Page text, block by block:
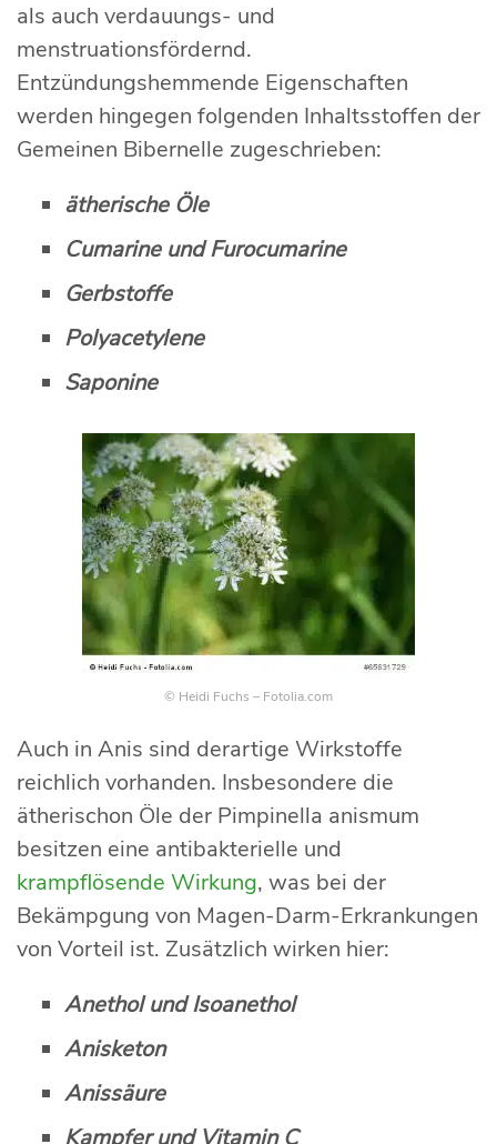
als auch verdauungs- und
menstruationsfördernd.
Entzündungshemmende Eigenschaften
werden hingegen folgenden Inhaltsstoffen der
Gemeinen Bibernelle zugeschrieben:
ätherische Öle
Cumarine und Furocumarine
Gerbstoffe
Polyacetylene
Saponine
© Heidi Fuchs – Fotolia.com
Auch in Anis sind derartige Wirkstoffe
reichlich vorhanden. Insbesondere die
ätherischon Öle der Pimpinella anismum
besitzen eine antibakterielle und
krampflösende Wirkung, was bei der
Bekämpgung von Magen-Darm-Erkrankungen
von Vorteil ist. Zusätzlich wirken hier:
Anethol und Isoanethol
Anisketon
Anissäure